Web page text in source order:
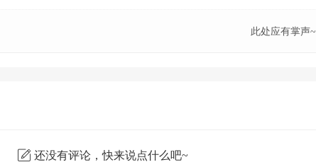
此处应有掌声~
还没有评论，快来说点什么吧~